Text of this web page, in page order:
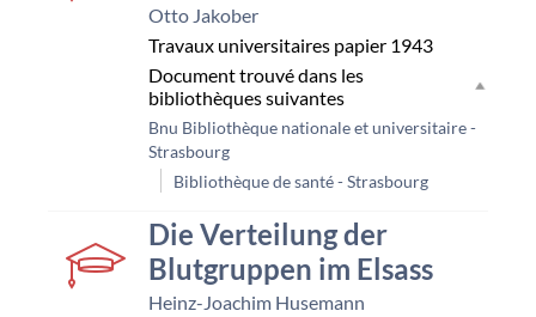
Otto Jakober
Travaux universitaires papier 1943
Document trouvé dans les
bibliothèques suivantes
Bnu Bibliothèque nationale et universitaire -
Strasbourg
Bibliothèque de santé - Strasbourg
Die Verteilung der
Blutgruppen im Elsass
Heinz-Joachim Husemann